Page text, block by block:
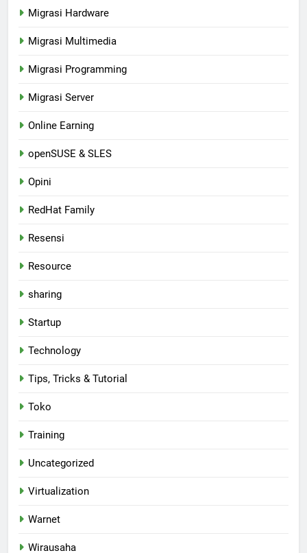
Migrasi Hardware
Migrasi Multimedia
Migrasi Programming
Migrasi Server
Online Earning
openSUSE & SLES
Opini
RedHat Family
Resensi
Resource
sharing
Startup
Technology
Tips, Tricks & Tutorial
Toko
Training
Uncategorized
Virtualization
Warnet
Wirausaha